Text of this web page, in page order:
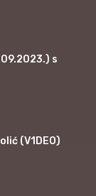
s
(V1DEO)